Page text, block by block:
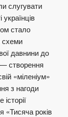
слугувати
стало
схеми
давнини до
— створення
«міленіум»
з нагоди
«Тисяча років